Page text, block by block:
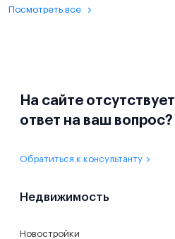
Посмотреть все
На сайте отсутствует
ответ на ваш вопрос?
Обратиться к консультанту
Недвижимость
Новостройки